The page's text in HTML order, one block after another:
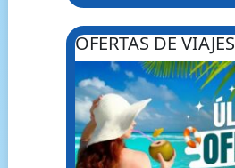
OFERTAS DE VIAJES